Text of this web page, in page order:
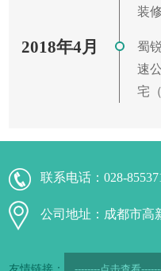
装
2018年4月
蜀
速
宅
联系电话：028-
公司地址：成都市高